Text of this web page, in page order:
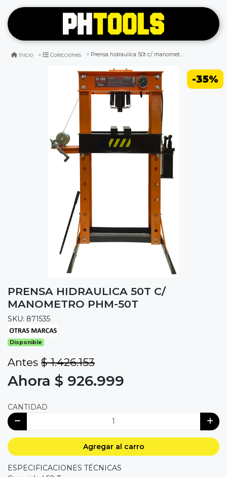
Inicio Colecciones Prensa hidraulica 50t c/ manometro phm-50t
-35%
PRENSA HIDRAULICA 50T C/
MANOMETRO PHM-50T
SKU: 871535
Disponible
Antes $ 1.426.153
Ahora $ 926.999
CANTIDAD
Agregar al carro
ESPECIFICACIONES TÉCNICAS